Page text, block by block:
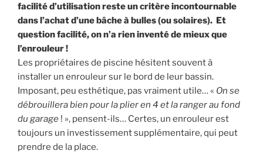
facilité d’utilisation reste un critère incontournable
dans l’achat d’une bâche à bulles (ou solaires). Et
question facilité, on n’a rien inventé de mieux que
l’enrouleur !
Les propriétaires de piscine hésitent souvent à
installer un enrouleur sur le bord de leur bassin.
Imposant, peu esthétique, pas vraiment utile… « On se
débrouillera bien pour la plier en 4 et la ranger au fond
du garage ! », pensent-ils… Certes, un enrouleur est
toujours un investissement supplémentaire, qui peut
prendre de la place.